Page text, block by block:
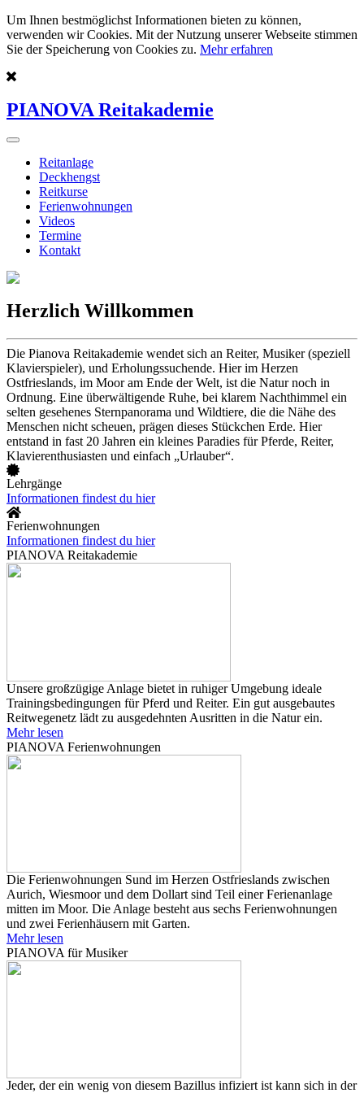
Um Ihnen bestmöglichst Informationen bieten zu können,
verwenden wir Cookies. Mit der Nutzung unserer Webseite stimmen
Sie der Speicherung von Cookies zu. Mehr erfahren
PIANOVA Reitakademie
Reitanlage
Deckhengst
Reitkurse
Ferienwohnungen
Videos
Termine
Kontakt
Herzlich Willkommen
Die Pianova Reitakademie wendet sich an Reiter, Musiker (speziell
Klavierspieler), und Erholungssuchende. Hier im Herzen
Ostfrieslands, im Moor am Ende der Welt, ist die Natur noch in
Ordnung. Eine überwältigende Ruhe, bei klarem Nachthimmel ein
selten gesehenes Sternpanorama und Wildtiere, die die Nähe des
Menschen nicht scheuen, prägen dieses Stückchen Erde. Hier
entstand in fast 20 Jahren ein kleines Paradies für Pferde, Reiter,
Klavierenthusiasten und einfach „Urlauber“.
Lehrgänge
Informationen findest du hier
Ferienwohnungen
Informationen findest du hier
PIANOVA Reitakademie
Unsere großzügige Anlage bietet in ruhiger Umgebung ideale
Trainingsbedingungen für Pferd und Reiter. Ein gut ausgebautes
Reitwegenetz lädt zu ausgedehnten Ausritten in die Natur ein.
Mehr lesen
PIANOVA Ferienwohnungen
Die Ferienwohnungen Sund im Herzen Ostfrieslands zwischen
Aurich, Wiesmoor und dem Dollart sind Teil einer Ferienanlage
mitten im Moor. Die Anlage besteht aus sechs Ferienwohnungen
und zwei Ferienhäusern mit Garten.
Mehr lesen
PIANOVA für Musiker
Jeder, der ein wenig von diesem Bazillus infiziert ist kann sich in der